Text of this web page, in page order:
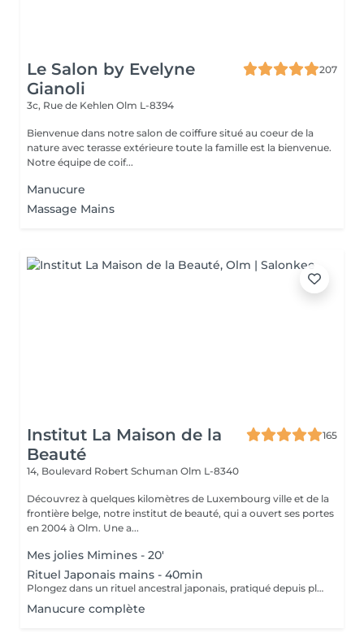
Le Salon by Evelyne
Gianoli
207
3c, Rue de Kehlen Olm L-8394
Bienvenue dans notre salon de coiffure situé au coeur de la
nature avec terasse extérieure toute la famille est la bienvenue.
Notre équipe de coif...
Manucure
Massage Mains
Institut La Maison de la
Beauté
165
14, Boulevard Robert Schuman Olm L-8340
Découvrez à quelques kilomètres de Luxembourg ville et de la
frontière belge, notre institut de beauté, qui a ouvert ses portes
en 2004 à Olm. Une a...
Mes jolies Mimines - 20'
Rituel Japonais mains - 40min
Plongez dans un rituel ancestral japonais, pratiqué depuis plus de 400 ans, pour redonner force, éclat et vitalité à vos ongles. Véritable soin « SOS » pour les ongles fragilisés, cassants ou dédoublés, la manucure japonaise nourrit et fortifie grâce à des ingrédients 100 % naturels : cire d'abeille, thé rouge, algues, bambou, jojoba, zinc, vitamine A et minéraux. L'effet est immédiat : les ongles retrouvent leur brillance naturelle, se renforcent et prennent une teinte rosée lumineuse sans aucun produit chimique. Ce soin stimule la circulation sanguine, améliore la croissance et la qualité de l'ongle, et laisse vos mains douces et soignées. Idéal pour faire une pause entre deux vernis ou poses, ou simplement offrir à vos mains un moment de pure régénération naturelle.
Manucure complète